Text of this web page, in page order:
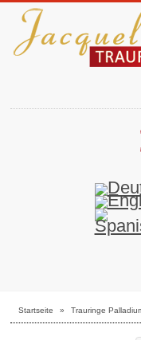
Startseite » Trauringe